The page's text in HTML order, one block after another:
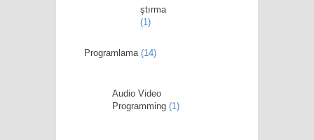
ştırma
(1)
Programlama (14)
Audio Video
Programming (1)